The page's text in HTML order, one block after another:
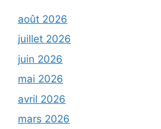
août 2026
juillet 2026
juin 2026
mai 2026
avril 2026
mars 2026